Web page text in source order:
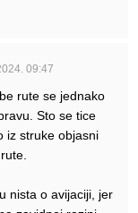
09:47
rute se jednako
Sto se tice
iz struke objasni
nista o avijaciji, jer